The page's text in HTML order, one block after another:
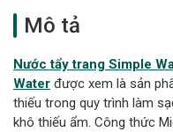
Mô tả
Nước tẩy trang Simple
Water được xem là sản
thiếu trong quy trình làm
khô thiếu ẩm. Công thức